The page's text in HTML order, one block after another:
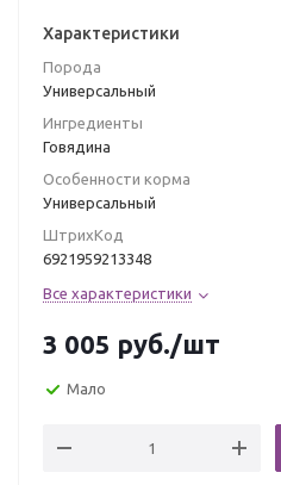
Характеристики
Порода
Универсальный
Ингредиенты
Говядина
Особенности корма
Универсальный
ШтрихКод
6921959213348
Все характеристики
3 005 руб./шт
Мало